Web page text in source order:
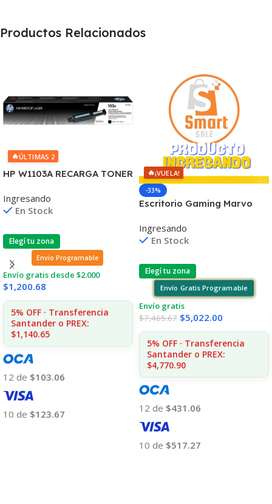
Productos Relacionados
🔥ÚLTIMAS 2
HP W1103A RECARGA TONER
1000/1001/1020/1200 (B)
Ingresando
En Stock
Elegí tu zona
Envio Programable
Envío gratis desde $2.000
$1,200.68
5% OFF · Transferencia
Santander o PREX:
$1,140.65
12 de $103.06
10 de $123.67
🔥¡VUELA!
-33%
Escritorio Gaming Marvo
Remoto
Ingresando
En Stock
Elegí tu zona
Envío Gratis Programable
Envío gratis
$7,465.67 $5,022.00
5% OFF · Transferencia
Santander o PREX:
$4,770.90
12 de $431.06
10 de $517.27